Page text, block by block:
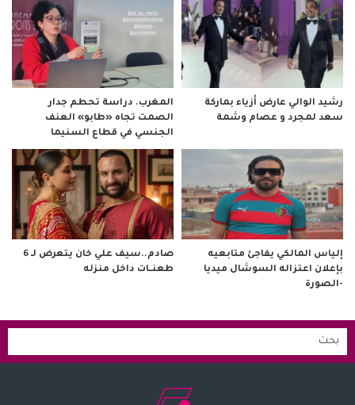
رشيد الوالي عارض أزياء بماركة
سعد لمجرد و عصام وشمة
المغرب. دراسة تحطم جدار
الصمت تجاه «طابو» العنف
الجنسي في قطاع السنيما
إلياس المالكي يفاجئ متابعيه
بإعلان اعتزاله السوشال ميديا
-الصورة
صادم..سيف علي خان يتعرض لـ 6
طعنــات داخل منزله